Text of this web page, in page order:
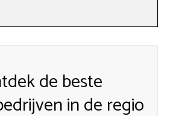
de beste
in de regio